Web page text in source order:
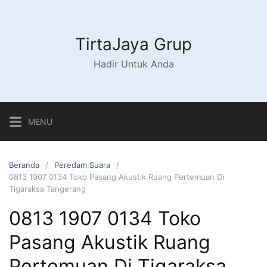
TirtaJaya Grup
Hadir Untuk Anda
MENU
Beranda
Peredam Suara
0813 1907 0134 Toko Pasang Akustik Ruang Pertemuan Di
Tigaraksa Tangerang
0813 1907 0134 Toko
Pasang Akustik Ruang